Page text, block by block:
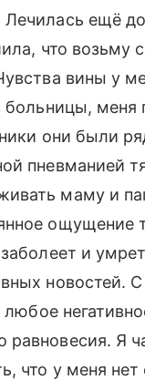
ещё
что возьму
вины у
больницы,
они были
пневманией
маму и
ощущение
и
любое
равновесия. Я
что у меня